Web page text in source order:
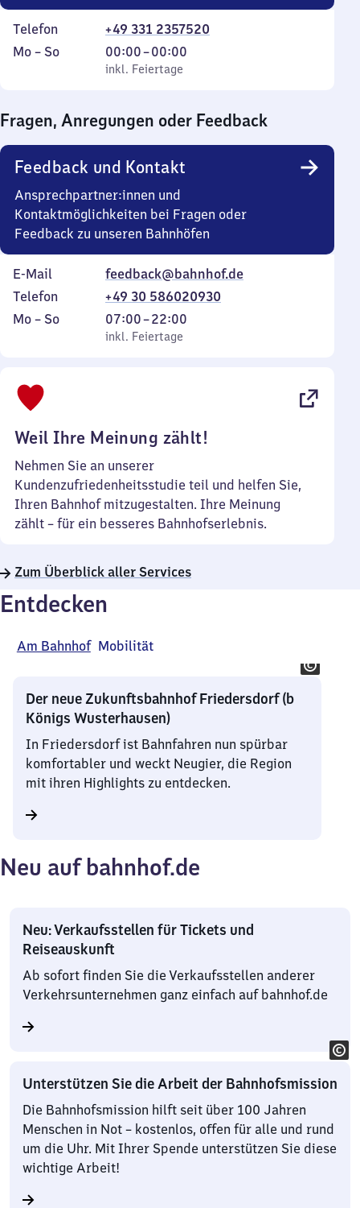
Telefon
+49 331 2357520
Montag
Mo – So,
inkl. Feiertage
00:00–00:00
Von
0
0
Uhr
inkl. Feiertage
Fragen, Anregungen oder Feedback
Feedback und Kontakt
Ansprechpartner:innen und
Kontaktmöglichkeiten bei Fragen oder
Feedback zu unseren Bahnhöfen
E-Mail
feedback@bahnhof.de
Telefon
+49 30 586020930
Montag
Mo – So,
inkl. Feiertage
07:00–22:00
Von
7
inkl. Feiertage
Weil Ihre Meinung zählt!
Nehmen Sie an unserer
Kundenzufriedenheitsstudie teil und helfen Sie,
Ihren Bahnhof mitzugestalten. Ihre Meinung
zählt – für ein besseres Bahnhofserlebnis.
Zum Überblick aller Services
Entdecken
Am Bahnhof Mobilität
Der neue Zukunftsbahnhof Friedersdorf (b
Königs Wusterhausen)
In Friedersdorf ist Bahnfahren nun spürbar
komfortabler und weckt Neugier, die Region
mit ihren Highlights zu entdecken.
Neu auf bahnhof.de
Neu: Verkaufsstellen für Tickets und
Reiseauskunft
Ab sofort finden Sie die Verkaufsstellen anderer
Verkehrsunternehmen ganz einfach auf bahnhof.de
Unterstützen Sie die Arbeit der Bahnhofsmission
Die Bahnhofsmission hilft seit über 100 Jahren
Menschen in Not – kostenlos, offen für alle und rund
um die Uhr. Mit Ihrer Spende unterstützen Sie diese
wichtige Arbeit!